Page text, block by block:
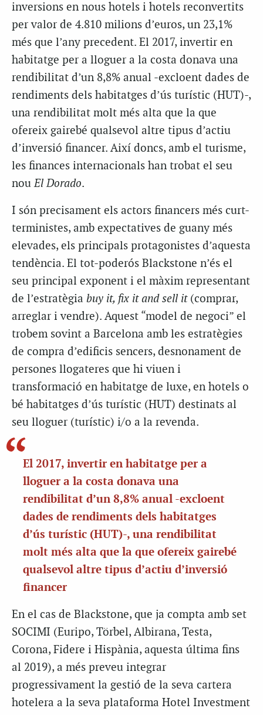
inversions en nous hotels i hotels reconvertits
per valor de 4.810 milions d’euros, un 23,1%
més que l’any precedent. El 2017, invertir en
habitatge per a lloguer a la costa donava una
rendibilitat d’un 8,8% anual -excloent dades de
rendiments dels habitatges d’ús turístic (HUT)-,
una rendibilitat molt més alta que la que
ofereix gairebé qualsevol altre tipus d’actiu
d’inversió financer. Així doncs, amb el turisme,
les finances internacionals han trobat el seu
nouEl Dorado.
I són precisament els actors financers més curt-
terministes, amb expectatives de guany més
elevades, els principals protagonistes d’aquesta
tendència. El tot-poderós Blackstone n’és el
seu principal exponent i el màxim representant
de l’estratègia buy it, fix it and sell it(comprar,
arreglar i vendre). Aquest “model de negoci” el
trobem sovint a Barcelona amb les estratègies
de compra d’edificis sencers, desnonament de
persones llogateres que hi viuen i
transformació en habitatge de luxe, en hotels o
bé habitatges d’ús turístic (HUT) destinats al
seu lloguer (turístic) i/o a la revenda.
El 2017, invertir en habitatge per a
lloguer a la costa donava una
rendibilitat d’un 8,8% anual -excloent
dades de rendiments dels habitatges
d’ús turístic (HUT)-, una rendibilitat
molt més alta que la que ofereix gairebé
qualsevol altre tipus d’actiu d’inversió
financer
En el cas de Blackstone, que ja compta amb set
SOCIMI (Euripo, Törbel, Albirana, Testa,
Corona, Fidere i Hispània, aquesta última fins
al 2019), a més preveu integrar
progressivament la gestió de la seva cartera
hotelera a la seva plataforma Hotel Investment